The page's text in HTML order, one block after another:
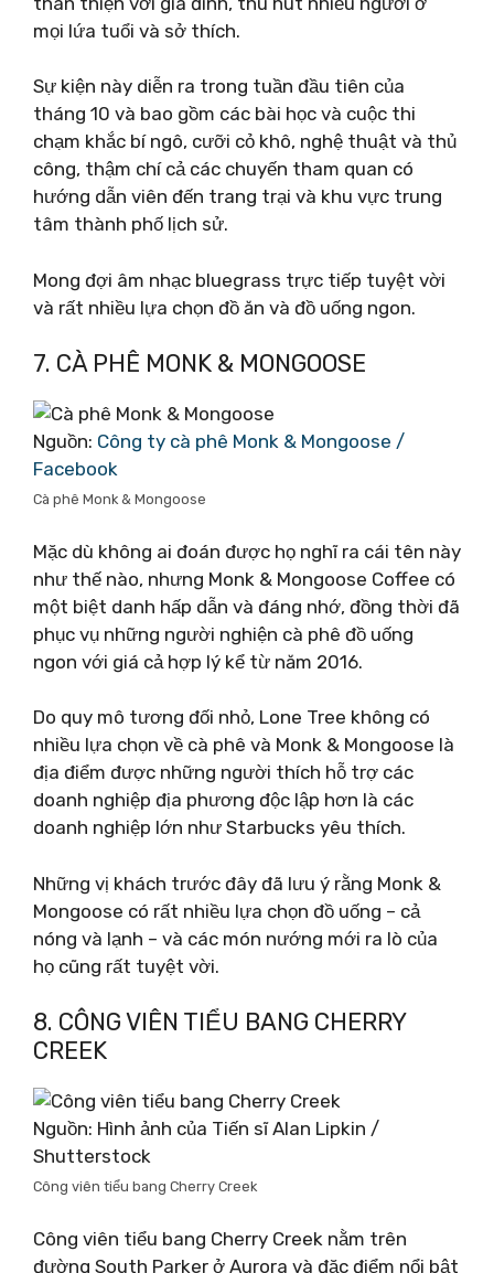
mọi lứa tuổi và sở thích.
Sự kiện này diễn ra trong tuần đầu tiên của
tháng 10 và bao gồm các bài học và cuộc thi
chạm khắc bí ngô, cưỡi cỏ khô, nghệ thuật và thủ
công, thậm chí cả các chuyến tham quan có
hướng dẫn viên đến trang trại và khu vực trung
tâm thành phố lịch sử.
Mong đợi âm nhạc bluegrass trực tiếp tuyệt vời
và rất nhiều lựa chọn đồ ăn và đồ uống ngon.
7. CÀ PHÊ MONK & MONGOOSE
Nguồn: Công ty cà phê Monk & Mongoose /
Facebook
Cà phê Monk & Mongoose
Mặc dù không ai đoán được họ nghĩ ra cái tên này
như thế nào, nhưng Monk & Mongoose Coffee có
một biệt danh hấp dẫn và đáng nhớ, đồng thời đã
phục vụ những người nghiện cà phê đồ uống
ngon với giá cả hợp lý kể từ năm 2016.
Do quy mô tương đối nhỏ, Lone Tree không có
nhiều lựa chọn về cà phê và Monk & Mongoose là
địa điểm được những người thích hỗ trợ các
doanh nghiệp địa phương độc lập hơn là các
doanh nghiệp lớn như Starbucks yêu thích.
Những vị khách trước đây đã lưu ý rằng Monk &
Mongoose có rất nhiều lựa chọn đồ uống – cả
nóng và lạnh – và các món nướng mới ra lò của
họ cũng rất tuyệt vời.
8. CÔNG VIÊN TIỂU BANG CHERRY
CREEK
Nguồn: Hình ảnh của Tiến sĩ Alan Lipkin /
Shutterstock
Công viên tiểu bang Cherry Creek
Công viên tiểu bang Cherry Creek nằm trên
đường South Parker ở Aurora và đặc điểm nổi bật